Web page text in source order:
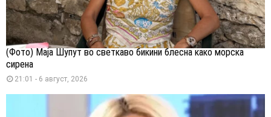
(Фото) Маја Шупут во светкаво бикини блесна како морска
сирена
21:01 - 6 август, 2026